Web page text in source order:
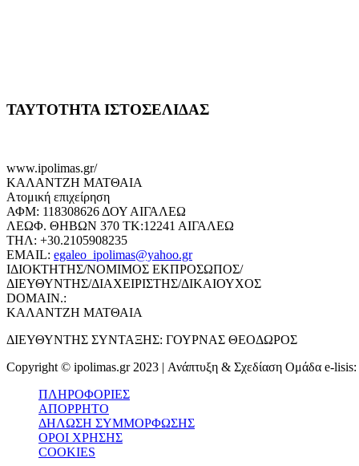
ΤΑΥΤΟΤΗΤΑ ΙΣΤΟΣΕΛΙΔΑΣ
www.ipolimas.gr/
ΚΑΛΑΝΤΖΗ ΜΑΤΘΑΙΑ
Ατομική επιχείρηση
ΑΦΜ: 118308626 ΔΟΥ ΑΙΓΑΛΕΩ
ΛΕΩΦ. ΘΗΒΩΝ 370 ΤΚ:12241 ΑΙΓΑΛΕΩ
ΤΗΛ: +30.2105908235
EMAIL: egaleo_ipolimas@yahoo.gr
ΙΔΙΟΚΤΗΤΗΣ/ΝΟΜΙΜΟΣ ΕΚΠΡΟΣΩΠΟΣ/
ΔΙΕΥΘΥΝΤΗΣ/ΔΙΑΧΕΙΡΙΣΤΗΣ/ΔΙΚΑΙΟΥΧΟΣ
DOMAIN.:
ΚΑΛΑΝΤΖΗ ΜΑΤΘΑΙΑ
ΔΙΕΥΘΥΝΤΗΣ ΣΥΝΤΑΞΗΣ: ΓΟΥΡΝΑΣ ΘΕΟΔΩΡΟΣ
Copyright © ipolimas.gr 2023 | Ανάπτυξη & Σχεδίαση Ομάδα e-lisis:
ΠΛΗΡΟΦΟΡΙΕΣ
ΑΠΟΡΡΗΤΟ
ΔΗΛΩΣΗ ΣΥΜΜΟΡΦΩΣΗΣ
ΟΡΟΙ ΧΡΗΣΗΣ
COOKIES